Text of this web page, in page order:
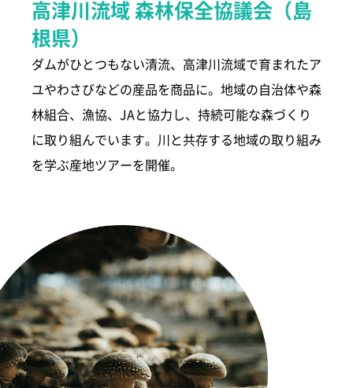
高津川流域 森林保全協議会（島
根県）
ダムがひとつもない清流、高津川流域で育まれたア
ユやわさびなどの産品を商品に。地域の自治体や森
林組合、漁協、JAと協力し、持続可能な森づくり
に取り組んでいます。川と共存する地域の取り組み
を学ぶ産地ツアーを開催。